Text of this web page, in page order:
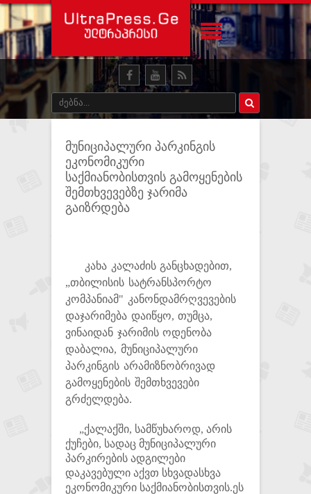
მუნიციპალური პარკინგის
ეკონომიკური
საქმიანობისთვის გამოყენების
შემთხვევებზე ჯარიმა
გაიზრდება
კახა კალაძის განცხადებით,
„თბილისის სატრანსპორტო
კომპანიამ" კანონდამრღვევების
დაჯარიმება დაიწყო, თუმცა,
ვინაიდან ჯარიმის ოდენობა
დაბალია, მუნიციპალური
პარკინგის არამიზნობრივად
გამოყენების შემთხვევები
გრძელდება.
„ქალაქში, სამწუხაროდ, არის
ქუჩები, სადაც მუნიციპალური
პარკირების ადგილები
დაკავებული აქვთ სხვადასხვა
ეკონომიკური საქმიანობისთვის.ეს